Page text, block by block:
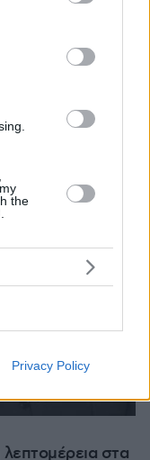
party tags to
in below Google
the
Privacy Policy
στα